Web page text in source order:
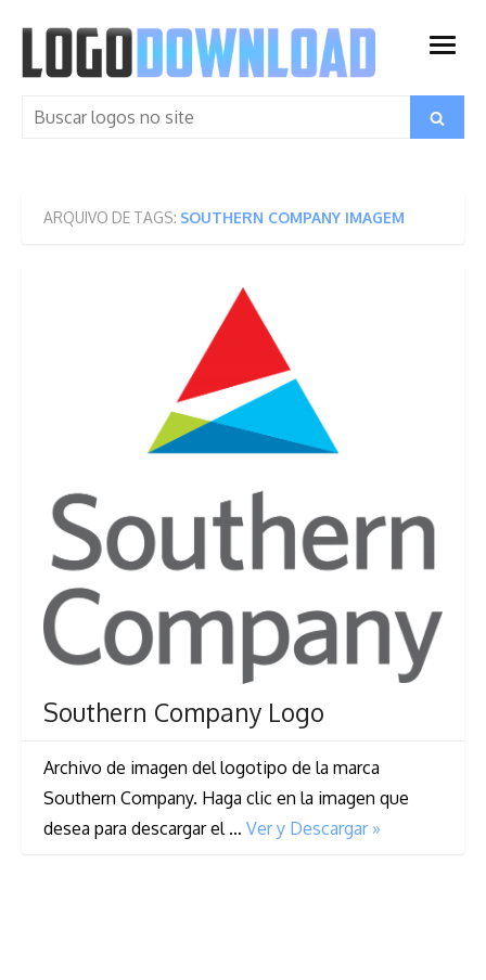
content
open
Search
Search
ARQUIVO DE TAGS: SOUTHERN COMPANY IMAGEM
Southern Company Logo
Archivo de imagen del logotipo de la marca
Southern Company. Haga clic en la imagen que
desea para descargar el … Ver y Descargar »